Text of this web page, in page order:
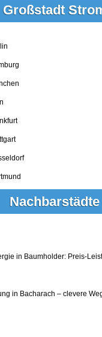
Großstadt
Nachbarstädte
in Baumholder: Preis-
in Bacharach – clevere